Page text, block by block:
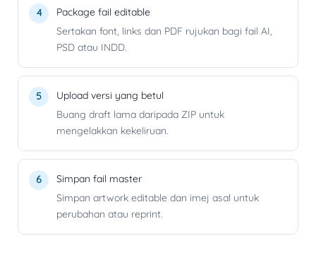
Package fail editable
Sertakan font, links dan PDF rujukan bagi fail AI,
PSD atau INDD.
Upload versi yang betul
Buang draft lama daripada ZIP untuk
mengelakkan kekeliruan.
Simpan fail master
Simpan artwork editable dan imej asal untuk
perubahan atau reprint.